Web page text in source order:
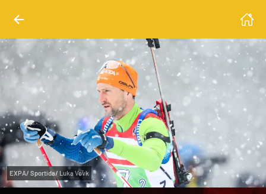
EXPA/ Sportida/ Luka Vovk